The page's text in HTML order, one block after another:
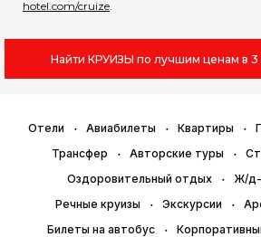
hotel.com/cruize.
Найти КРУИЗЫ по лучшим ценам в 3
Отели Авиабилеты Квартиры
Трансфер
Авторские туры
Оздоровительный отдых
Ж/д-
Речные круизы
Экскурсии
Билеты на автобус